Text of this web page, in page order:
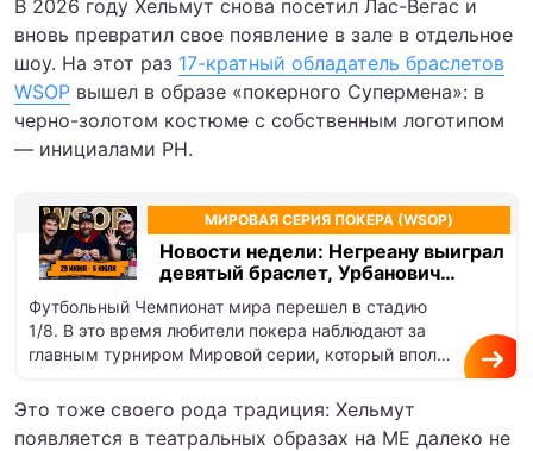
В 2026 году Хельмут снова посетил Лас-Вегас и
вновь превратил свое появление в зале в отдельное
шоу. На этот раз 17-кратный обладатель браслетов
WSOP вышел в образе «покерного Супермена»: в
черно-золотом костюме с собственным логотипом
— инициалами PH.
МИРОВАЯ СЕРИЯ ПОКЕРА (WSOP)
Новости недели: Негреану выиграл
девятый браслет, Урбанович
Футбольный Чемпионат мира перешел в стадию
1/8. В это время любители покера наблюдают за
главным турниром Мировой серии, который вполне
Это тоже своего рода традиция: Хельмут
появляется в театральных образах на ME далеко не